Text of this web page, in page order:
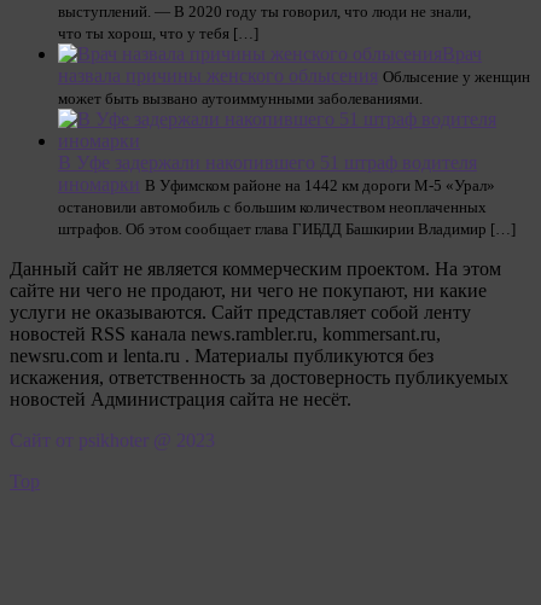
выступлений. — В 2020 году ты говорил, что люди не знали,
что ты хорош, что у тебя […]
Врач
назвала причины женского облысения Облысение у женщин
может быть вызвано аутоиммунными заболеваниями.
В Уфе задержали накопившего 51 штраф водителя
иномарки В Уфимском районе на 1442 км дороги М-5 «Урал»
остановили автомобиль с большим количеством неоплаченных
штрафов. Об этом сообщает глава ГИБДД Башкирии Владимир […]
Данный сайт не является коммерческим проектом. На этом
сайте ни чего не продают, ни чего не покупают, ни какие
услуги не оказываются. Сайт представляет собой ленту
новостей RSS канала news.rambler.ru, kommersant.ru,
newsru.com и lenta.ru . Материалы публикуются без
искажения, ответственность за достоверность публикуемых
новостей Администрация сайта не несёт.
Сайт от psikhoter @ 2023
Top